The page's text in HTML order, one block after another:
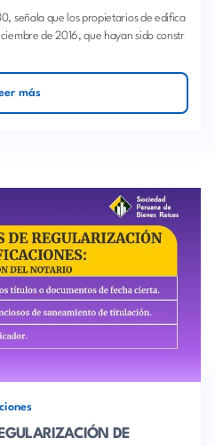
señala que los propietarios de edifica
de 2016, que hayan sido constr
más
DE